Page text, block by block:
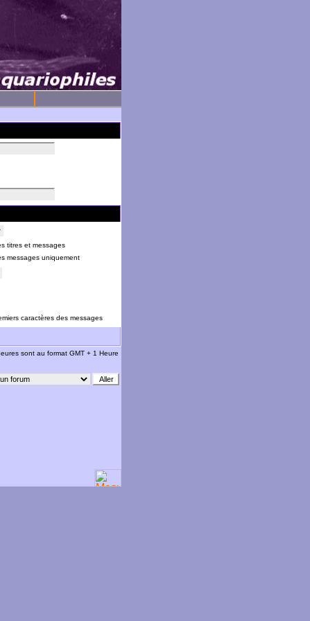
titres et messages
messages uniquement
caractères des messages
sont au format GMT + 1 Heure